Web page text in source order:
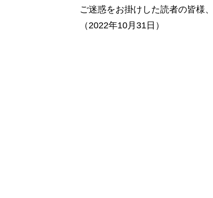
ご迷惑をお掛けした読者の皆様
（2022年10月31日）